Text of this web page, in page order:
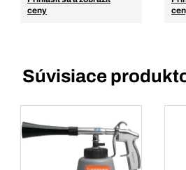
ceny
Súvisiace